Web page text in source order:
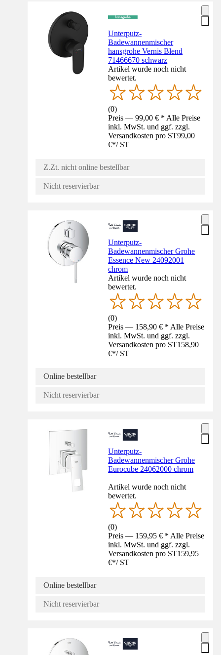
Unterputz-
Badewannenmischer
hansgrohe Vernis Blend
71466670 schwarz
Artikel wurde noch nicht
bewertet.
(0)
Preis — 99,00 € * Alle Preise
inkl. MwSt. und ggf. zzgl.
Versandkosten pro ST99,00
€*/ ST
Z.Zt. nicht online bestellbar
Nicht reservierbar
Unterputz-
Badewannenmischer Grohe
Essence New 24092001
chrom
Artikel wurde noch nicht
bewertet.
(0)
Preis — 158,90 € * Alle Preise
inkl. MwSt. und ggf. zzgl.
Versandkosten pro ST158,90
€*/ ST
Online bestellbar
Nicht reservierbar
Unterputz-
Badewannenmischer Grohe
Eurocube 24062000 chrom
Artikel wurde noch nicht
bewertet.
(0)
Preis — 159,95 € * Alle Preise
inkl. MwSt. und ggf. zzgl.
Versandkosten pro ST159,95
€*/ ST
Online bestellbar
Nicht reservierbar